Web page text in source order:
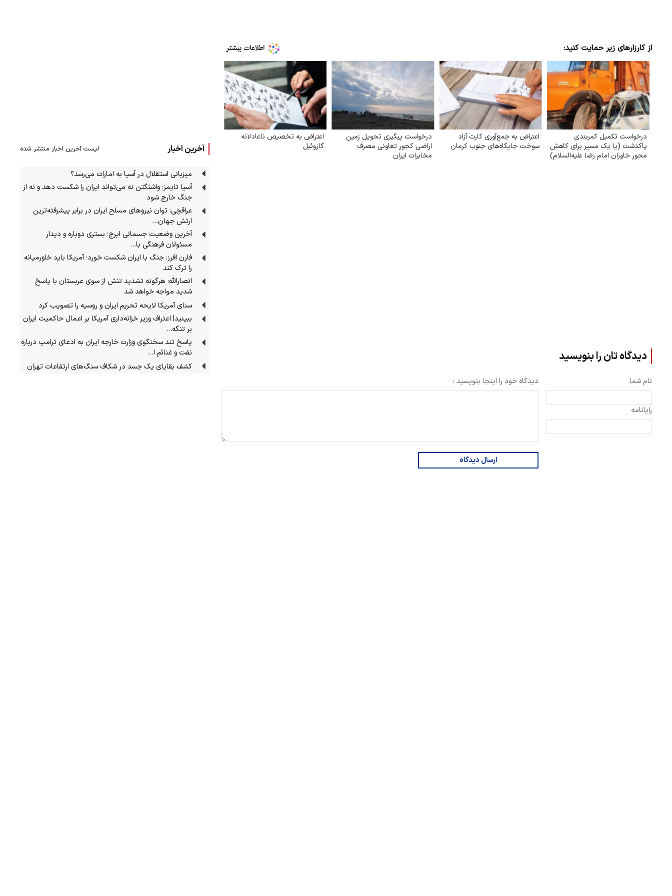
از کارزارهای زیر حمایت کنید:
درخواست تکمیل کمربندی
پاکدشت (یا یک مسیر برای کاهش
محور خاوران امام رضا علیه‌السلام)
اعتراض به جمع‌آوری کارت آزاد
سوخت جایگاه‌های جنوب کرمان
درخواست پیگیری تحویل زمین
اراضی کجور تعاونی مصرف
مخابرات ایران
اعتراض به تخصیص ناعادلانه
گازوئیل
دیدگاه تان را بنویسید
نام شما
رایانامه
دیدگاه خود را اینجا بنویسید :
ارسال دیدگاه
آخرین اخبار لیست آخرین اخبار منتشر شده
میزبانی استقلال در آسیا به امارات می‌رسد؟
آسیا تایمز: واشنگتن نه می‌تواند ایران را شکست دهد و نه از
جنگ خارج شود
عراقچی: توان نیروهای مسلح ایران در برابر پیشرفته‌ترین
ارتش جهان…
آخرین وضعیت جسمانی ایرج؛ بستری دوباره و دیدار
مسئولان فرهنگی با…
فارن افرز: جنگ با ایران شکست خورد؛ آمریکا باید خاورمیانه
را ترک کند
انصارالله: هرگونه تشدید تنش از سوی عربستان با پاسخ
شدید مواجه خواهد شد
سنای آمریکا لایحه تحریم ایران و روسیه را تصویب کرد
ببینید| اعتراف وزیر خزانه‌داری آمریکا بر اعمال حاکمیت ایران
بر تنگه…
پاسخ تند سخنگوی وزارت خارجه ایران به ادعای ترامپ درباره
نفت و غنائم ا…
کشف بقایای یک جسد در شکاف سنگ‌های ارتفاعات تهران